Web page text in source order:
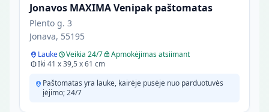
Jonavos MAXIMA Venipak paštomatas
Plento g. 3
Jonava, 55195
Lauke Veikia 24/7
Apmokėjimas atsiimant
Iki 41 x 39,5 x 61 cm
Paštomatas yra lauke, kairėje pusėje nuo parduotuvės
įėjimo; 24/7